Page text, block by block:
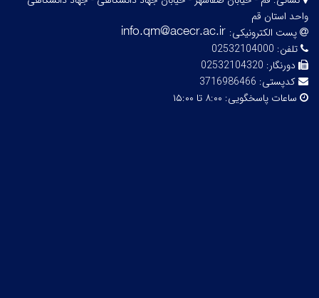
واحد استان قم
پست الکترونیکی:
تلفن: 02532104000
دورنگار: 02532104320
کدپستی: 3716986466
ساعات پاسخگویی: ۸:۰۰ تا ۱۵:۰۰